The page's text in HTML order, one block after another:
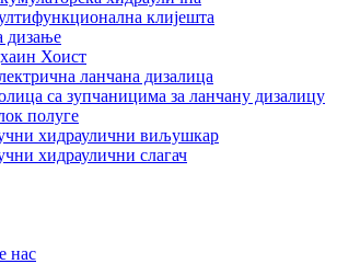
клијешта
дизање
Хоист
ланчана дизалица
са зупчаницима за ланчану дизалицу
полуге
хидраулични виљушкар
хидраулични слагач
нас